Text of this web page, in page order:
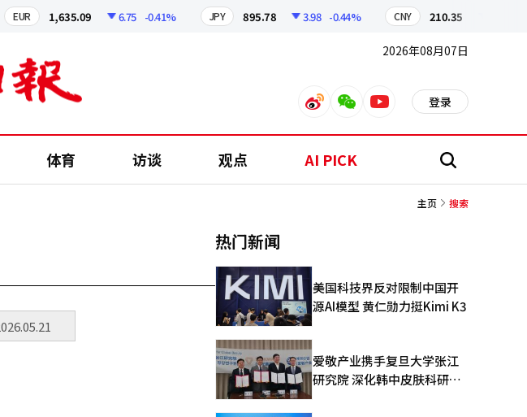
EUR 1,635.09 6.75 -0.41% JPY 895.78 3.98 -0.44% CNY 210.35
2026年08月07日
weiboweixinyoutube 登录
体育 访谈 观点 AI PICK 搜
主页 搜索
热门新闻
美国科技界反对限制中国开
源AI模型 黄仁勋力挺Kimi K3
爱敬产业携手复旦大学张江
研究院 深化韩中皮肤科研合